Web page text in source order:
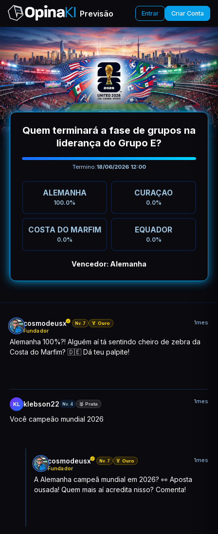
Previsão Entrar Criar Conta
Quem terminará a fase de grupos na
liderança do Grupo E?
Termino:18/06/2026 12:00
ALEMANHA
100.0%
CURAÇAO
0.0%
COSTA DO MARFIM
0.0%
EQUADOR
0.0%
Vencedor: Alemanha
cosmodeusx Nv.7 🏅 Ouro
Fundador
1mes
Alemanha 100%?! Alguém aí tá sentindo cheiro de zebra da
Costa do Marfim? 🇩🇪 Dá teu palpite!
KL klebson22 Nv.4 🥈 Prata 1mes
Você campeão mundial 2026
cosmodeusx Nv.7 🏅 Ouro
Fundador
1mes
A Alemanha campeã mundial em 2026? 👀 Aposta
ousada! Quem mais aí acredita nisso? Comenta!